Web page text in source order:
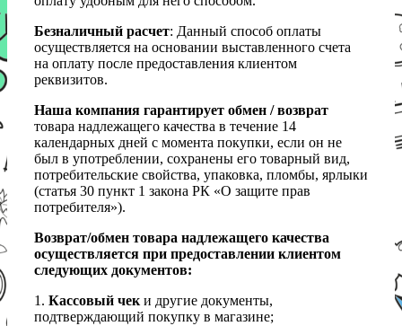
Безналичный расчет: Данный способ оплаты
осуществляется на основании выставленного счета
на оплату после предоставления клиентом
реквизитов.
Наша компания гарантирует обмен / возврат
товара надлежащего качества в течение 14
календарных дней с момента покупки, если он не
был в употреблении, сохранены его товарный вид,
потребительские свойства, упаковка, пломбы, ярлыки
(статья 30 пункт 1 закона РК «О защите прав
потребителя»).
Возврат/обмен товара надлежащего качества
осуществляется при предоставлении клиентом
следующих документов:
1. Кассовый чек и другие документы,
подтверждающий покупку в магазине;